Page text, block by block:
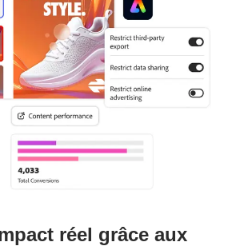
réel grâce aux